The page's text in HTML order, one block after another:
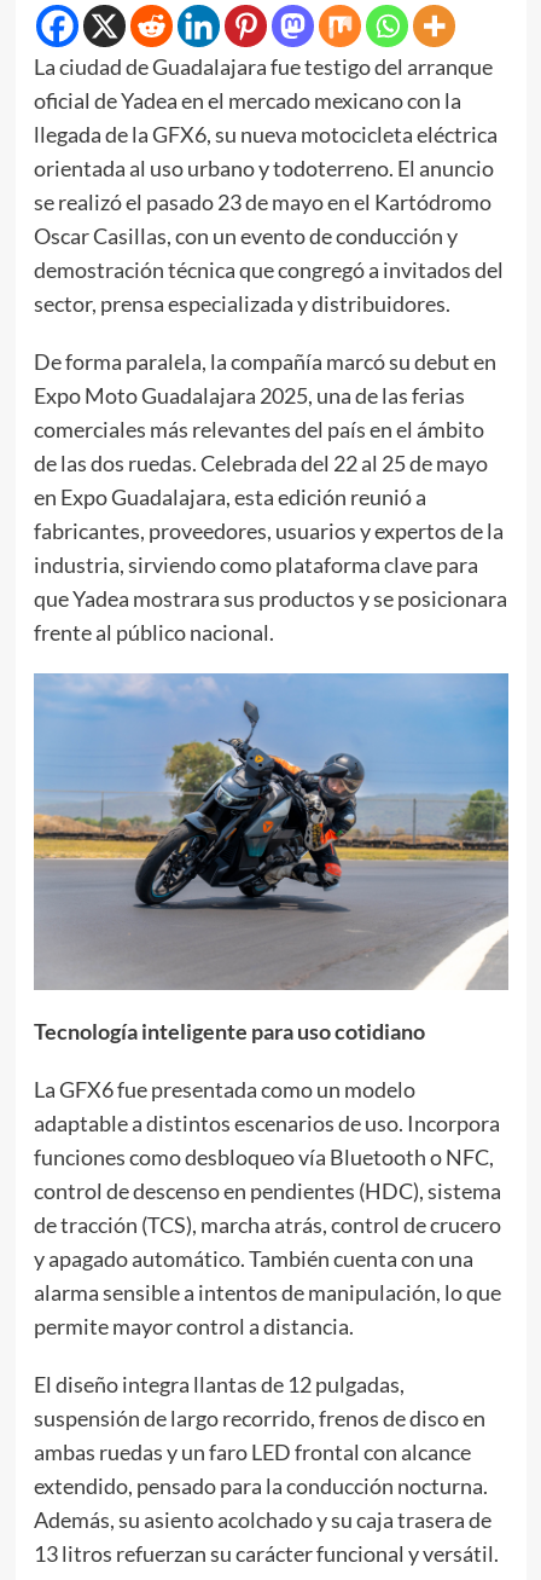
La ciudad de Guadalajara fue testigo del arranque
oficial de Yadea en el mercado mexicano con la
llegada de la GFX6, su nueva motocicleta eléctrica
orientada al uso urbano y todoterreno. El anuncio
se realizó el pasado 23 de mayo en el Kartódromo
Oscar Casillas, con un evento de conducción y
demostración técnica que congregó a invitados del
sector, prensa especializada y distribuidores.
De forma paralela, la compañía marcó su debut en
Expo Moto Guadalajara 2025, una de las ferias
comerciales más relevantes del país en el ámbito
de las dos ruedas. Celebrada del 22 al 25 de mayo
en Expo Guadalajara, esta edición reunió a
fabricantes, proveedores, usuarios y expertos de la
industria, sirviendo como plataforma clave para
que Yadea mostrara sus productos y se posicionara
frente al público nacional.
Tecnología inteligente para uso cotidiano
La GFX6 fue presentada como un modelo
adaptable a distintos escenarios de uso. Incorpora
funciones como desbloqueo vía Bluetooth o NFC,
control de descenso en pendientes (HDC), sistema
de tracción (TCS), marcha atrás, control de crucero
y apagado automático. También cuenta con una
alarma sensible a intentos de manipulación, lo que
permite mayor control a distancia.
El diseño integra llantas de 12 pulgadas,
suspensión de largo recorrido, frenos de disco en
ambas ruedas y un faro LED frontal con alcance
extendido, pensado para la conducción nocturna.
Además, su asiento acolchado y su caja trasera de
13 litros refuerzan su carácter funcional y versátil.